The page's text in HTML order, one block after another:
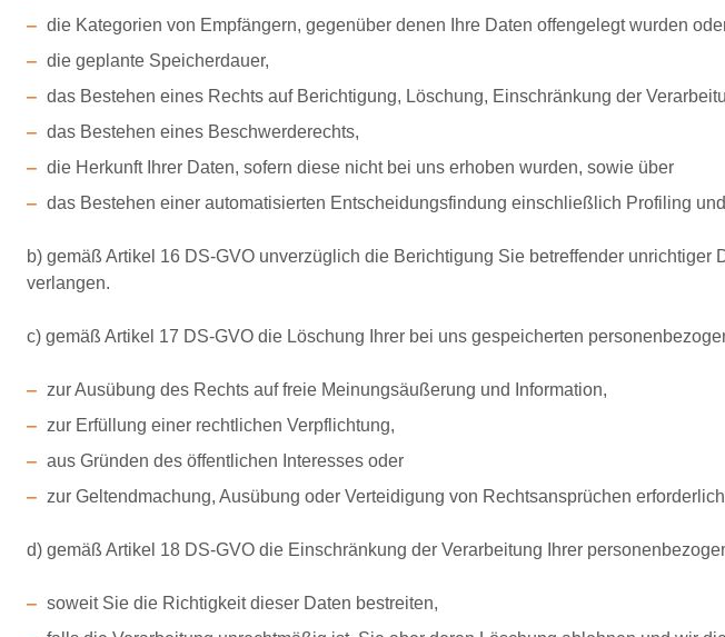
die Kategorien von Empfängern, gegenüber denen Ihre Daten offengelegt wurden
die geplante Speicherdauer,
das Bestehen eines Rechts auf Berichtigung, Löschung, Einschränkung der
das Bestehen eines Beschwerderechts,
die Herkunft Ihrer Daten, sofern diese nicht bei uns erhoben wurden, sowie über
das Bestehen einer automatisierten Entscheidungsfindung einschließlich Profiling
b) gemäß Artikel 16 DS-GVO unverzüglich die Berichtigung Sie betreffender
verlangen.
c) gemäß Artikel 17 DS-GVO die Löschung Ihrer bei uns gespeicherten
zur Ausübung des Rechts auf freie Meinungsäußerung und Information,
zur Erfüllung einer rechtlichen Verpflichtung,
aus Gründen des öffentlichen Interesses oder
zur Geltendmachung, Ausübung oder Verteidigung von Rechtsansprüchen
d) gemäß Artikel 18 DS-GVO die Einschränkung der Verarbeitung Ihrer
soweit Sie die Richtigkeit dieser Daten bestreiten,